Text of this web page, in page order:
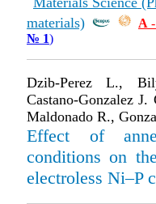
materials)
А
№ 1)
Dzib-Perez L.,
Castano-Gonzalez
Maldonado R.,
Effect of
conditions on
electroless Ni–P